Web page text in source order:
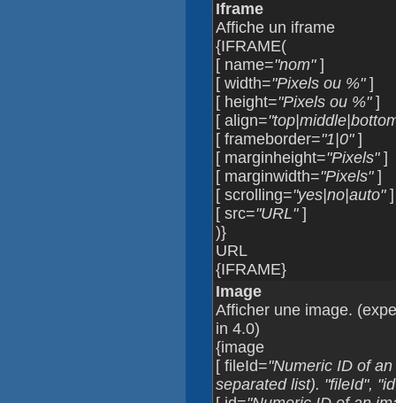
Iframe
Affiche un iframe
{IFRAME(
[ name="nom"]
[ width="Pixels ou %"]
[ height="Pixels ou %"]
[ align=
[ frameborder="1|0"]
[ marginheight="Pixels"]
[ marginwidth="Pixels"]
[ scrolling="yes|no|auto"]
[ src="URL"]
)}
URL
{IFRAME}
Image
Afficher une image.
in 4.0)
{image
[ fileId="Numeric ID of
separated list). "fileId",